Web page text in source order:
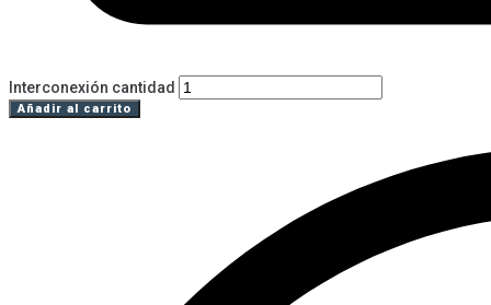
Interconexión cantidad
Añadir al carrito